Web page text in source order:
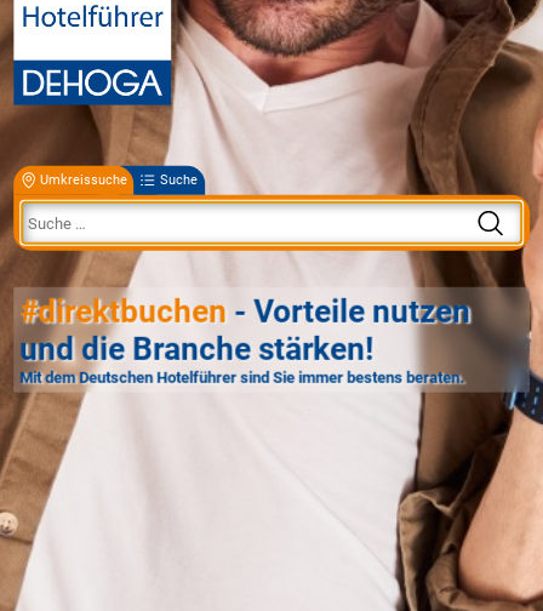
Umkreissuche Suche
#direktbuchen - Vorteile nutzen
und die Branche stärken!
Mit dem Deutschen Hotelführer sind Sie immer bestens beraten.